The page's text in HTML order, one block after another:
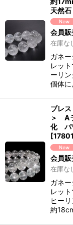
天然
会員
在庫な
ガネ
レッ
ーリ
個体
ブレ
＞ A
化 パ
[17801
会員
在庫な
ガネ
レッ
ヒー
約